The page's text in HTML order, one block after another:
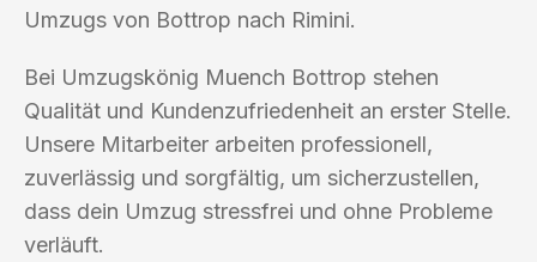
Umzugs von Bottrop nach Rimini.
Bei Umzugskönig Muench Bottrop stehen
Qualität und Kundenzufriedenheit an erster Stelle.
Unsere Mitarbeiter arbeiten professionell,
zuverlässig und sorgfältig, um sicherzustellen,
dass dein Umzug stressfrei und ohne Probleme
verläuft.